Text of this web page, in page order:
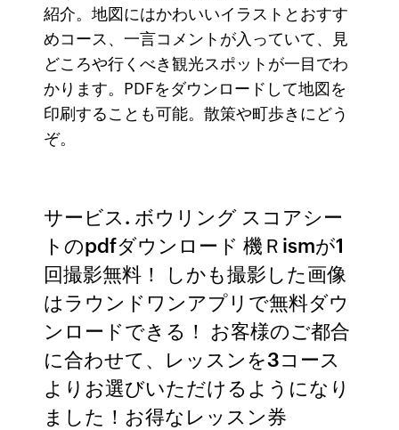
紹介。地図にはかわいいイラストとおすす
めコース、一言コメントが入っていて、見
どころや行くべき観光スポットが一目でわ
かります。PDFをダウンロードして地図を
印刷することも可能。散策や町歩きにどう
ぞ。
サービス. ボウリング スコアシー
トのpdfダウンロード 機Ｒismが1
回撮影無料！ しかも撮影した画像
はラウンドワンアプリで無料ダウ
ンロードできる！ お客様のご都合
に合わせて、レッスンを3コース
よりお選びいただけるようになり
ました！お得なレッスン券